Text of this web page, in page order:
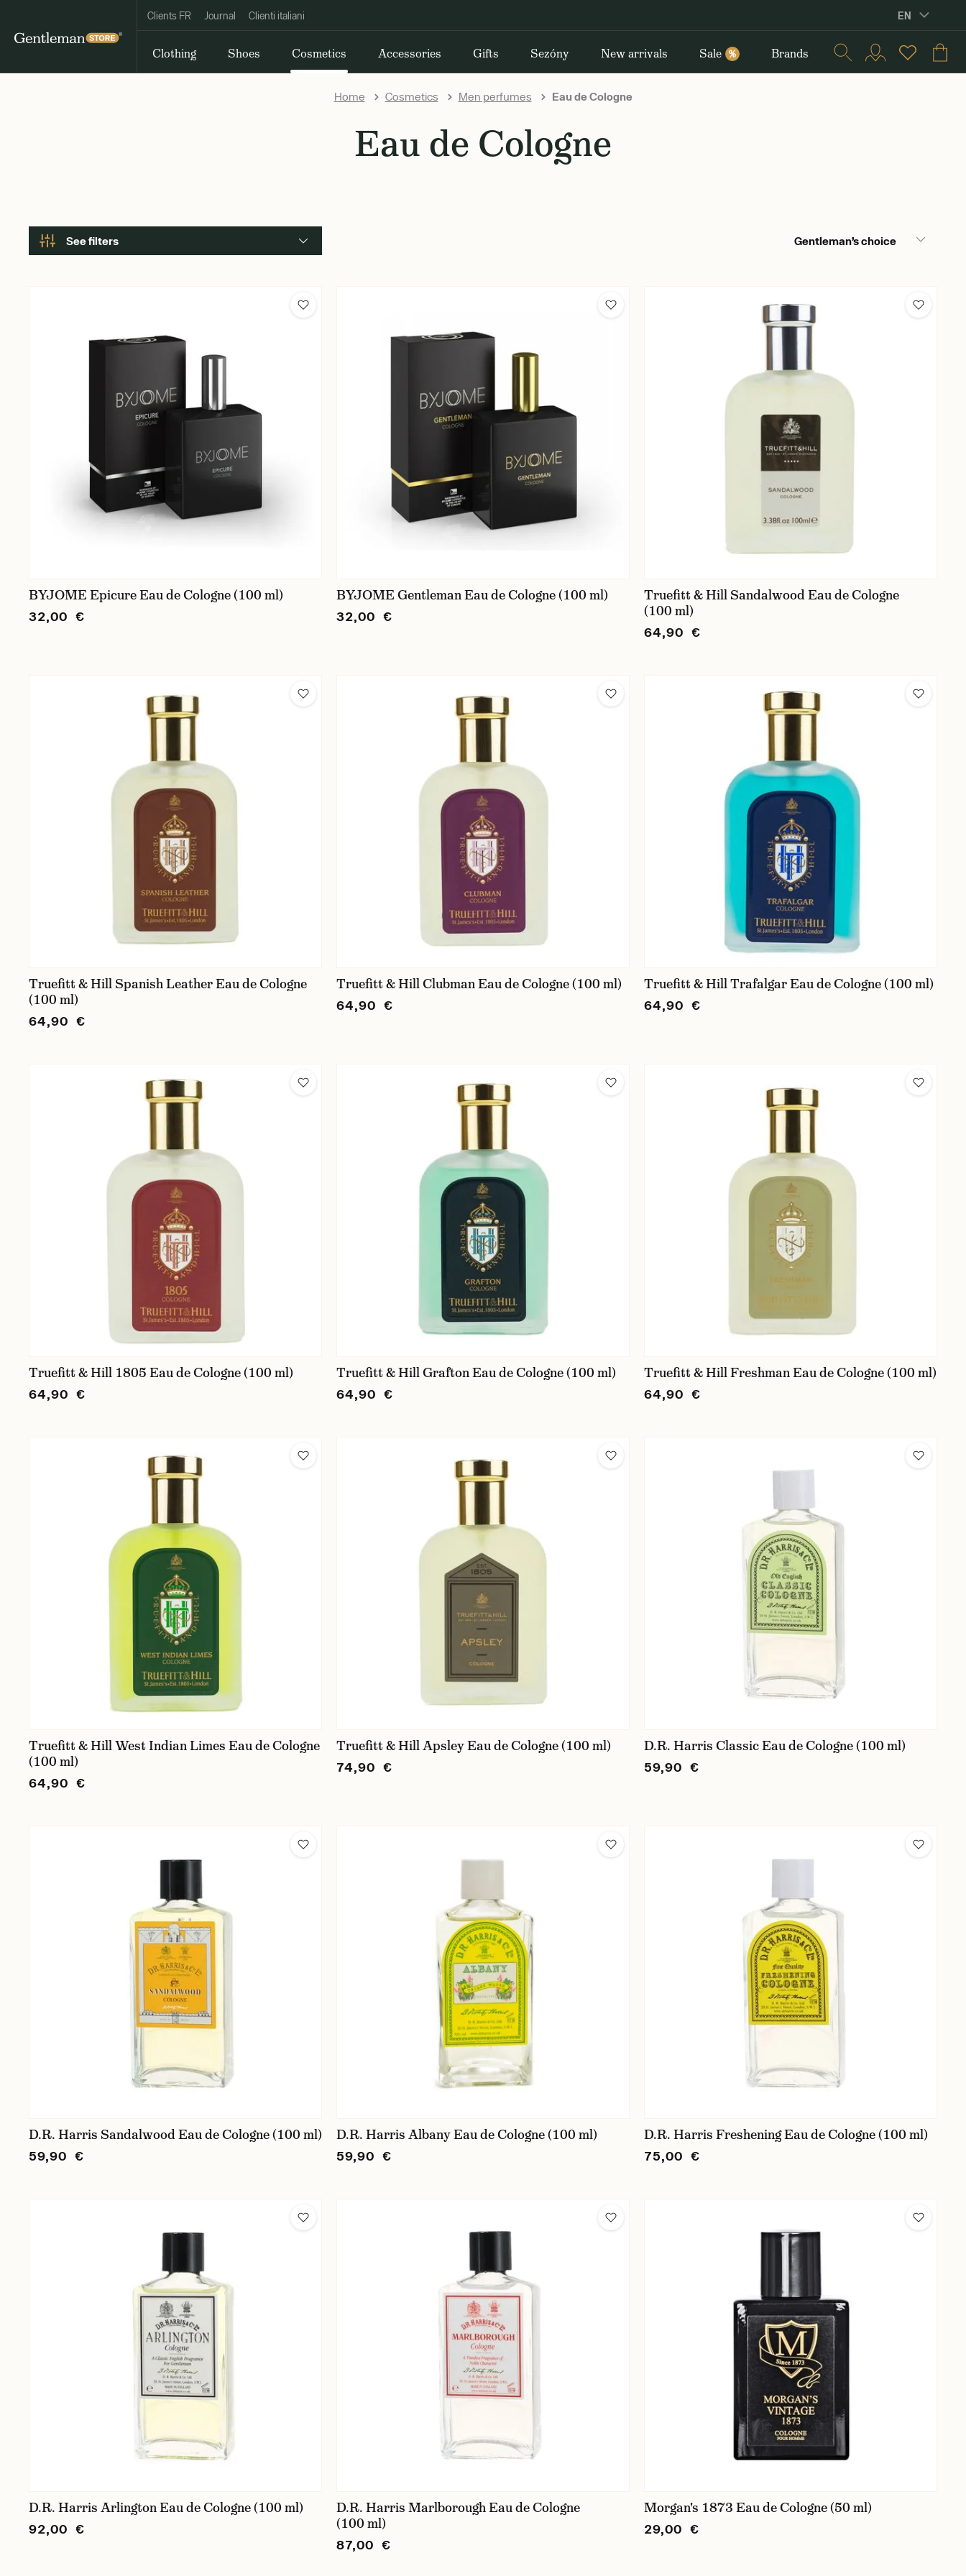
Clients FR Journal Clienti italiani EN
Clothing Shoes Cosmetics Accessories Gifts Sezóny New arrivals Sale % Brands
Home Cosmetics Men perfumes Eau de Cologne
Eau de Cologne
See filters Gentleman’s choice
BYJOME Epicure Eau de Cologne (100 ml)
32,00 €
BYJOME Gentleman Eau de Cologne (100 ml)
32,00 €
Truefitt & Hill Sandalwood Eau de Cologne
(100 ml)
64,90 €
Truefitt & Hill Spanish Leather Eau de Cologne
(100 ml)
64,90 €
Truefitt & Hill Clubman Eau de Cologne (100 ml)
64,90 €
Truefitt & Hill Trafalgar Eau de Cologne (100 ml)
64,90 €
Truefitt & Hill 1805 Eau de Cologne (100 ml)
64,90 €
Truefitt & Hill Grafton Eau de Cologne (100 ml)
64,90 €
Truefitt & Hill Freshman Eau de Cologne (100 ml)
64,90 €
Truefitt & Hill West Indian Limes Eau de Cologne
(100 ml)
64,90 €
Truefitt & Hill Apsley Eau de Cologne (100 ml)
74,90 €
D.R. Harris Classic Eau de Cologne (100 ml)
59,90 €
D.R. Harris Sandalwood Eau de Cologne (100 ml)
59,90 €
D.R. Harris Albany Eau de Cologne (100 ml)
59,90 €
D.R. Harris Freshening Eau de Cologne (100 ml)
75,00 €
D.R. Harris Arlington Eau de Cologne (100 ml)
92,00 €
D.R. Harris Marlborough Eau de Cologne
(100 ml)
87,00 €
Morgan's 1873 Eau de Cologne (50 ml)
29,00 €